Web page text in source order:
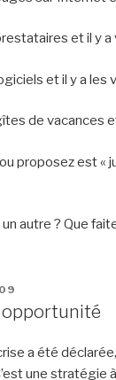
et il y a
et il y a les
de vacances
proposez est «
autre ? Que
opportunité
a été
une stratégie